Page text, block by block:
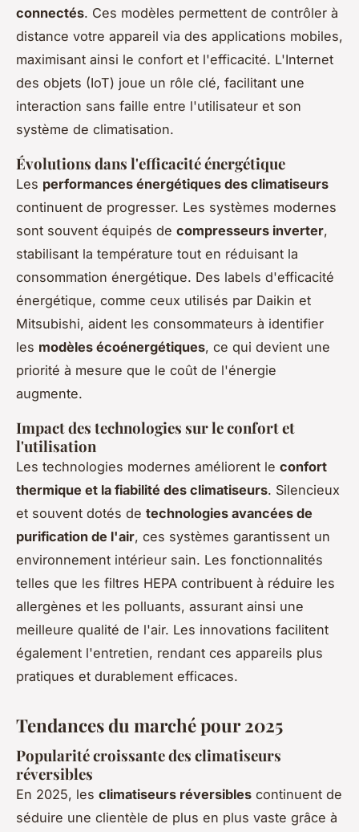
connectés. Ces modèles permettent de contrôler à
distance votre appareil via des applications mobiles,
maximisant ainsi le confort et l'efficacité. L'Internet
des objets (IoT) joue un rôle clé, facilitant une
interaction sans faille entre l'utilisateur et son
système de climatisation.
Évolutions dans l'efficacité énergétique
Les performances énergétiques des climatiseurs
continuent de progresser. Les systèmes modernes
sont souvent équipés de compresseurs inverter,
stabilisant la température tout en réduisant la
consommation énergétique. Des labels d'efficacité
énergétique, comme ceux utilisés par Daikin et
Mitsubishi, aident les consommateurs à identifier
les modèles écoénergétiques, ce qui devient une
priorité à mesure que le coût de l'énergie
augmente.
Impact des technologies sur le confort et
l'utilisation
Les technologies modernes améliorent le confort
thermique et la fiabilité des climatiseurs. Silencieux
et souvent dotés de technologies avancées de
purification de l'air, ces systèmes garantissent un
environnement intérieur sain. Les fonctionnalités
telles que les filtres HEPA contribuent à réduire les
allergènes et les polluants, assurant ainsi une
meilleure qualité de l'air. Les innovations facilitent
également l'entretien, rendant ces appareils plus
pratiques et durablement efficaces.
Tendances du marché pour 2025
Popularité croissante des climatiseurs
réversibles
En 2025, les climatiseurs réversibles continuent de
séduire une clientèle de plus en plus vaste grâce à